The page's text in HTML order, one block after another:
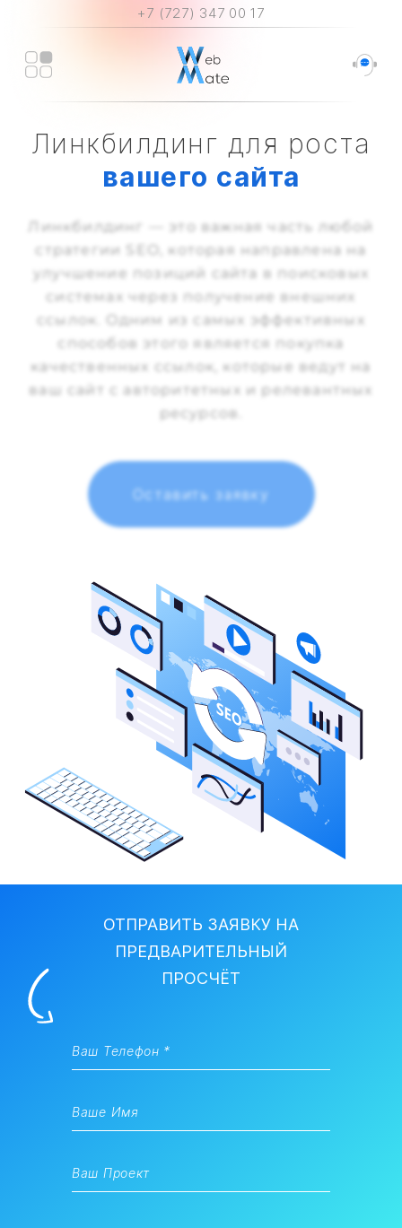
+7 (727) 347 00 17
Линкбилдинг для роста
вашего сайта
Линкбилдинг — это важная часть любой
стратегии SEO, которая направлена на
улучшение позиций сайта в поисковых
системах через получение внешних
ссылок. Одним из самых эффективных
способов этого является покупка
качественных ссылок, которые ведут на
ваш сайт с авторитетных и релевантных
ресурсов.
Оставить заявку
ОТПРАВИТЬ ЗАЯВКУ НА
ПРЕДВАРИТЕЛЬНЫЙ
ПРОСЧЁТ